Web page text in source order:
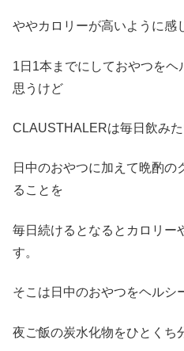
ややカロリーが高いように感
1日1本までにしておやつをヘ
思うけど
CLAUSTHALERは毎日飲みた
日中のおやつに加えて晩酌の
ることを
毎日続けるとなるとカロリー
す。
そこは日中のおやつをヘルシ
夜ご飯の炭水化物をひとくち